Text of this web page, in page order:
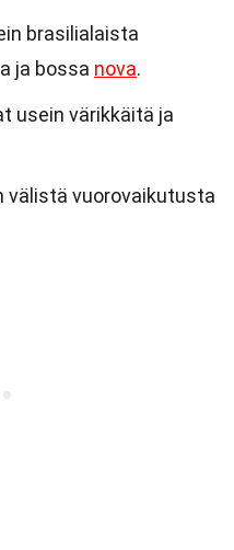
brasilialaista
ja bossa nova.
usein värikkäitä ja
välistä vuorovaikutusta